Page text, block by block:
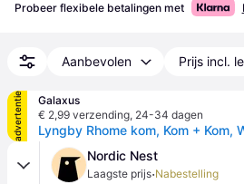
Probeer flexibele betalingen met
Aanbevolen Prijs incl.
advertentie
Galaxus
€ 2,99 verzending, 24-34 dagen
Lyngby Rhome kom, Kom + Kom,
Nordic Nest
Laagste prijs·Nabestelling